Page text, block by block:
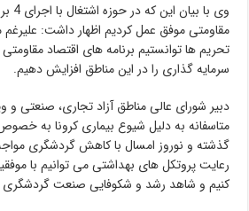
وی
مقاومتی موفق عمل کردیم اظهار داشت:
تحریم ها توانستیم برنامه های اقتصاد
سرمایه گذاری را در این مناطق افزایش دهیم.
دبیر شورای عالی مناطق آزاد تجاری، صنعتی و
متاسفانه به دلیل شیوع بیماری کرونا به
گذشته و نوروز امسال با کاهش گردشگری
رعایت پروتکل های بهداشتی می توانیم با
کنیم و شاهد رشد و شکوفایی صنعت گردشگری